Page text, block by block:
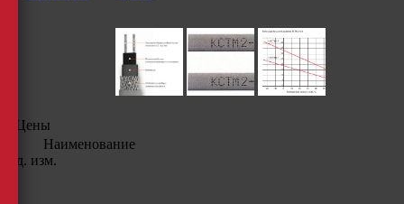
Цены
Наименование
Ед. изм.